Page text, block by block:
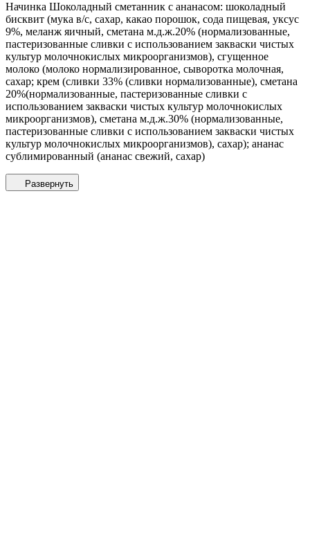
Начинка Шоколадный сметанник с ананасом: шоколадный
бисквит (мука в/с, сахар, какао порошок, сода пищевая, уксус
9%, меланж яичный, сметана м.д.ж.20% (нормализованные,
пастеризованные сливки с использованием закваски чистых
культур молочнокислых микроорганизмов), сгущенное
молоко (молоко нормализированное, сыворотка молочная,
сахар; крем (сливки 33% (сливки нормализованные), сметана
20%(нормализованные, пастеризованные сливки с
использованием закваски чистых культур молочнокислых
микроорганизмов), сметана м.д.ж.30% (нормализованные,
пастеризованные сливки с использованием закваски чистых
культур молочнокислых микроорганизмов), сахар); ананас
сублимированный (ананас свежий, сахар)
Развернуть